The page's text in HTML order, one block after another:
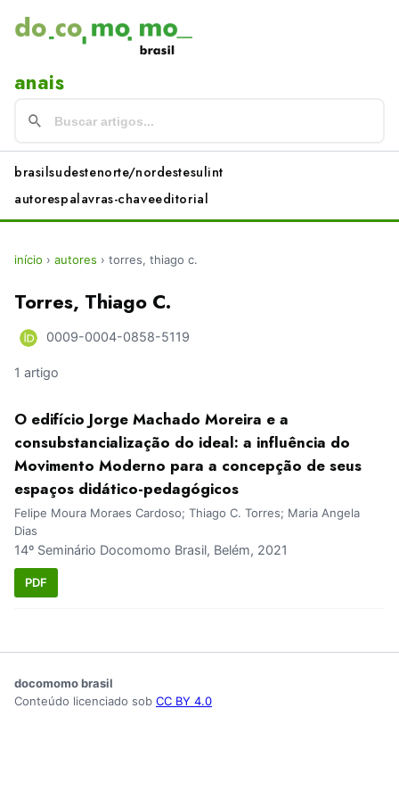
anais
brasilsudestenorte/nordestesulint
autorespalavras-chaveeditorial
início › autores › torres, thiago c.
Torres, Thiago C.
0009-0004-0858-5119
1 artigo
O edifício Jorge Machado Moreira e a
consubstancialização do ideal: a influência do
Movimento Moderno para a concepção de seus
espaços didático-pedagógicos
Felipe Moura Moraes Cardoso; Thiago C. Torres; Maria Angela
Dias
14º Seminário Docomomo Brasil, Belém, 2021
PDF
docomomo brasil
Conteúdo licenciado sob CC BY 4.0